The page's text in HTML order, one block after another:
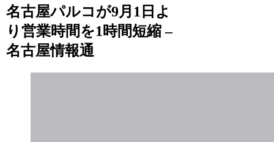
名古屋パルコが9月1日よ
り営業時間を1時間短縮 –
名古屋情報通